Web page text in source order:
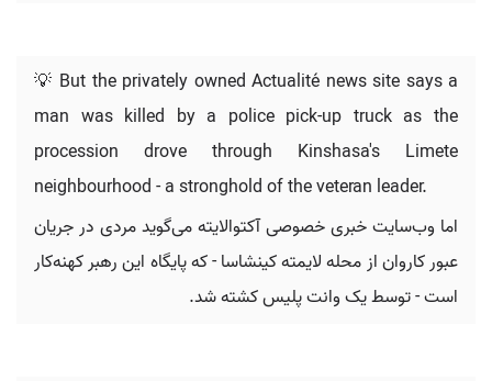
💡 But the privately owned Actualité news site says a
man was killed by a police pick-up truck as the
procession drove through Kinshasa's Limete
neighbourhood - a stronghold of the veteran leader.
اما وب‌سایت خبری خصوصی آکتوالایته می‌گوید مردی در جریان
عبور کاروان از محله لایمته کینشاسا - که پایگاه این رهبر کهنه‌کار
است - توسط یک وانت پلیس کشته شد.